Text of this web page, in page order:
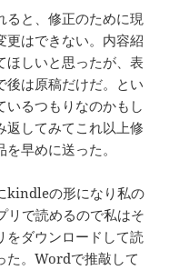
ると、修正のために現
更はできない。内容紹
ほしいと思ったが、表
後は原稿だけだ。とい
いるつもりなのかもし
返してみてこれ以上修
早めに送った。
kindleの形になり私の
で読めるので私はそ
ダウンロードして読
た。Wordで推敲して